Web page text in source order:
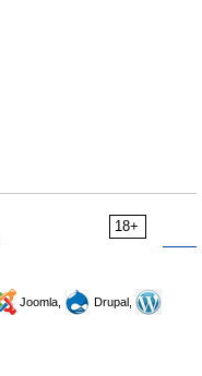
18+
Joomla,
Drupal,